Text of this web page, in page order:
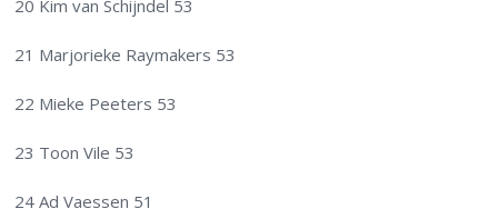
20 Kim van Schijndel 53
21 Marjorieke Raymakers 53
22 Mieke Peeters 53
23 Toon Vile 53
24 Ad Vaessen 51